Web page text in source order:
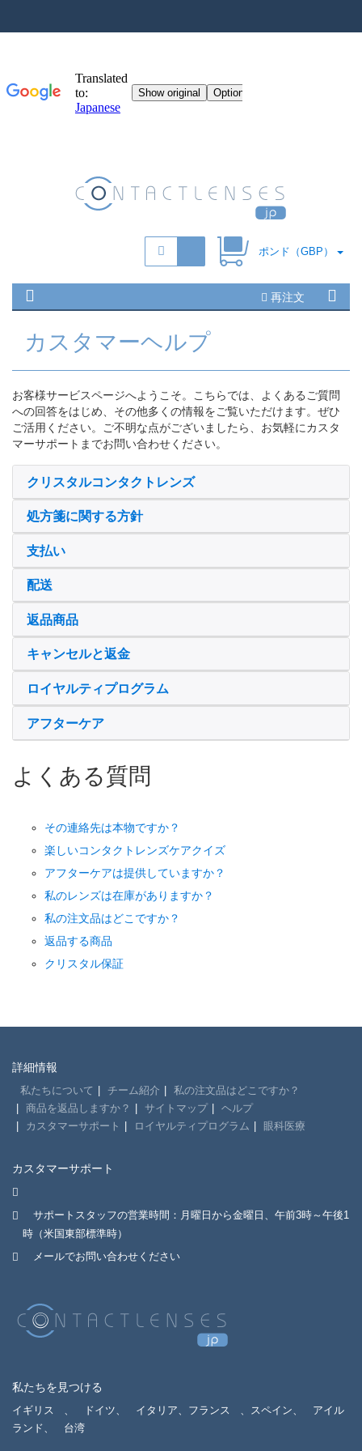
ポンド（GBP）
再注文
カスタマーヘルプ
お客様サービスページへようこそ。こちらでは、よくあるご質問
への回答をはじめ、その他多くの情報をご覧いただけます。ぜひ
ご活用ください。ご不明な点がございましたら、お気軽にカスタ
マーサポートまでお問い合わせください。
クリスタルコンタクトレンズ
処方箋に関する方針
支払い
配送
返品商品
キャンセルと返金
ロイヤルティプログラム
アフターケア
よくある質問
その連絡先は本物ですか？
楽しいコンタクトレンズケアクイズ
アフターケアは提供していますか？
私のレンズは在庫がありますか？
私の注文品はどこですか？
返品する商品
クリスタル保証
詳細情報
私たちについて チーム紹介
私の注文品はどこですか？
商品を返品しますか？
サイトマップ
ヘルプ
カスタマーサポート
ロイヤルティプログラム 眼科医療
カスタマーサポート
サポートスタッフの営業時間：月曜日から金曜日、午前3時～午後1
時（米国東部標準時）
メールでお問い合わせください
私たちを見つける
イギリス ドイツ、 イタリア、フランス 、スペイン、
アイル
ランド、
台湾